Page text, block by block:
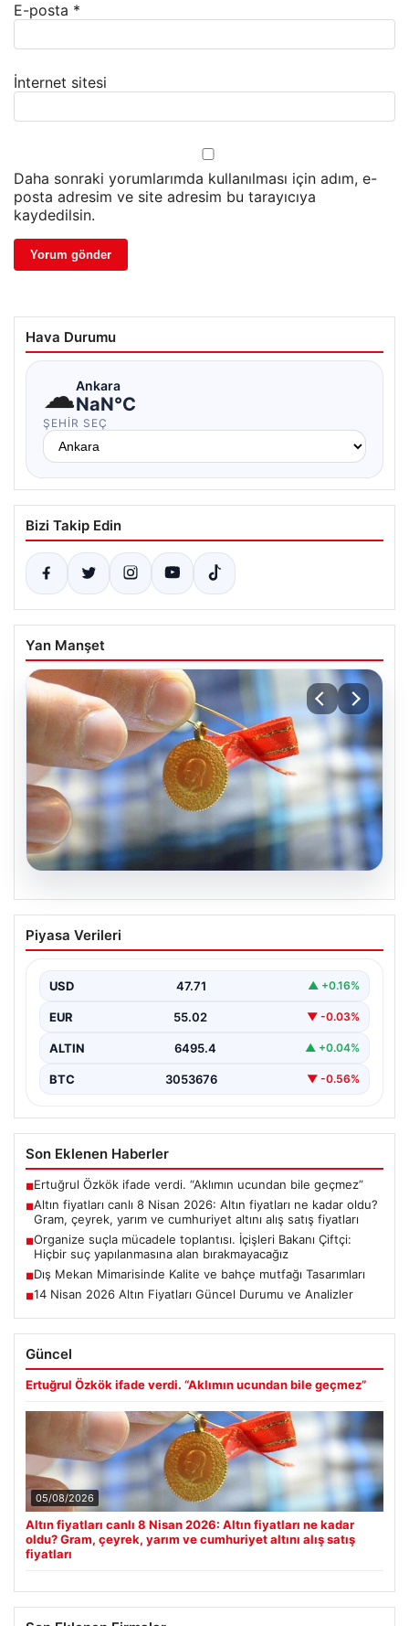
E-posta *
İnternet sitesi
Daha sonraki yorumlarımda kullanılması için adım, e-
posta adresim ve site adresim bu tarayıcıya
kaydedilsin.
Hava Durumu
☁Ankara
NaN°C
ŞEHIR SEÇ
Bizi Takip Edin
Yan Manşet
Altın fiyatları canlı 8 Nisan 2026: Altın
fiyatları ne kadar oldu? Gram, çeyrek,
fiyatları
Piyasa Verileri
USD 47.71 ▲ +0.16%
EUR 55.02 ▼ -0.03%
ALTIN 6495.4 ▲ +0.04%
BTC 3053676 ▼ -0.56%
Son Eklenen Haberler
■Ertuğrul Özkök ifade verdi. “Aklımın ucundan bile geçmez”
■Altın fiyatları canlı 8 Nisan 2026: Altın fiyatları ne kadar oldu?
Gram, çeyrek, yarım ve cumhuriyet altını alış satış fiyatları
■Organize suçla mücadele toplantısı. İçişleri Bakanı Çiftçi:
Hiçbir suç yapılanmasına alan bırakmayacağız
■Dış Mekan Mimarisinde Kalite ve bahçe mutfağı Tasarımları
■14 Nisan 2026 Altın Fiyatları Güncel Durumu ve Analizler
Güncel
Ertuğrul Özkök ifade verdi. “Aklımın ucundan bile geçmez”
05/08/2026
Altın fiyatları canlı 8 Nisan 2026: Altın fiyatları ne kadar
oldu? Gram, çeyrek, yarım ve cumhuriyet altını alış satış
fiyatları